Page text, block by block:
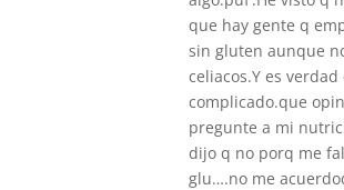
que hay gente q
sin gluten aunque
celiacos.Y es
complicado.que
pregunte a mi
dijo q no porq me
glu….no me